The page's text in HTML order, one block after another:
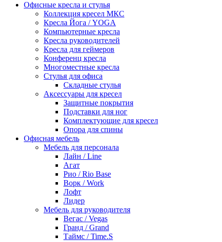
Офисные кресла и стулья
Коллекция кресел МКС
Кресла Йога / YOGA
Компьютерные кресла
Кресла руководителей
Кресла для геймеров
Конференц кресла
Многоместные кресла
Стулья для офиса
Складные стулья
Аксессуары для кресел
Защитные покрытия
Подставки для ног
Комплектующие для кресел
Опора для спины
Офисная мебель
Мебель для персонала
Лайн / Line
Агат
Рио / Rio Base
Ворк / Work
Лофт
Лидер
Мебель для руководителя
Вегас / Vegas
Гранд / Grand
Таймс / Time.S